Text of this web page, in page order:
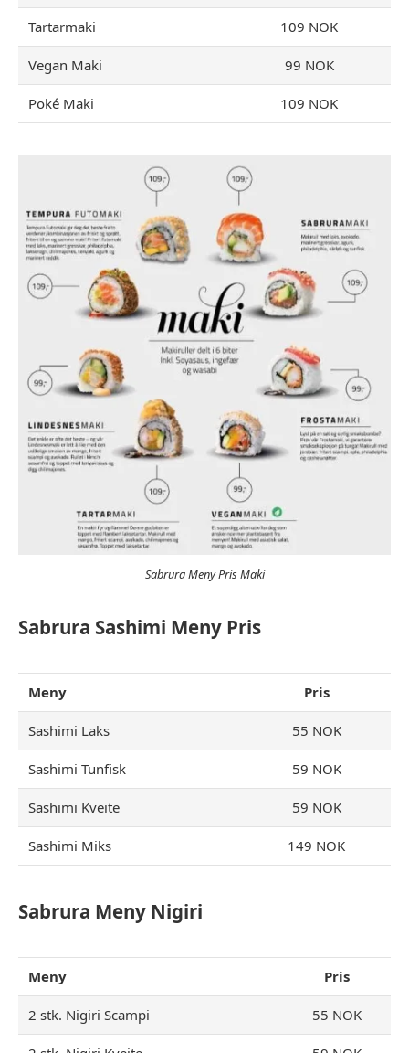
Tartarmaki 109 NOK
Vegan Maki 99 NOK
Poké Maki 109 NOK
Sabrura Meny Pris Maki
Sabrura Sashimi Meny Pris
Meny Pris
Sashimi Laks 55 NOK
Sashimi Tunfisk 59 NOK
Sashimi Kveite 59 NOK
Sashimi Miks 149 NOK
Sabrura Meny Nigiri
Meny Pris
2 stk. Nigiri Scampi 55 NOK